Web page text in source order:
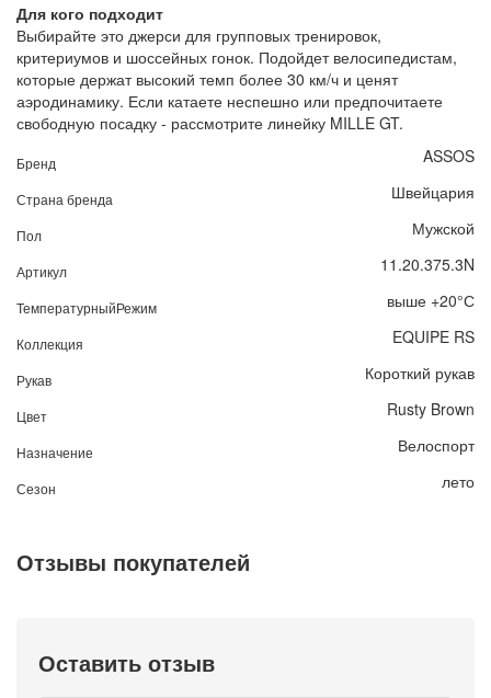
Для кого подходит
Выбирайте это джерси для групповых тренировок,
критериумов и шоссейных гонок. Подойдет велосипедистам,
которые держат высокий темп более 30 км/ч и ценят
аэродинамику. Если катаете неспешно или предпочитаете
свободную посадку - рассмотрите линейку MILLE GT.
Бренд ASSOS
Страна бренда Швейцария
Пол Мужской
Артикул 11.20.375.3N
ТемпературныйРежим выше +20°С
Коллекция EQUIPE RS
Рукав Короткий рукав
Цвет Rusty Brown
Назначение Велоспорт
Сезон лето
Отзывы покупателей
Оставить отзыв